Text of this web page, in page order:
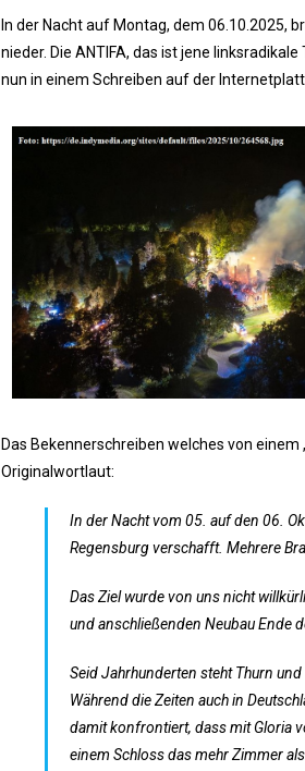
In der Nacht auf Montag, dem 06.10.2025,
nieder. Die ANTIFA, das ist jene
nun in einem Schreiben auf der
Das Bekennerschreiben welches von einem
Originalwortlaut:
In der Nacht vom 05. auf den 06.
Regensburg verschafft. Mehrere
Das Ziel wurde von uns nicht
und anschließenden Neubau Ende
Seid Jahrhunderten steht Thurn
Während die Zeiten auch in
damit konfrontiert, dass mit Gloria
einem Schloss das mehr Zimmer